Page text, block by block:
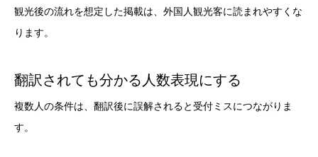
観光後の流れを想定した掲載は、外国人観光客に読まれやすくな
ります。
翻訳されても分かる人数表現にする
複数人の条件は、翻訳後に誤解されると受付ミスにつながりま
す。